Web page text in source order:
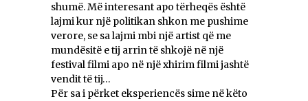
shumë. Më interesant apo tërheqës është
lajmi kur një politikan shkon me pushime
verore, se sa lajmi mbi një artist që me
mundësitë e tij arrin të shkojë në një
festival filmi apo në një xhirim filmi jashtë
vendit të tij…
Për sa i përket eksperiencës sime në këto